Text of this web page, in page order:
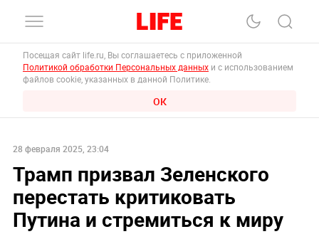
Посещая сайт life.ru, Вы соглашаетесь с приложенной
Политикой обработки Персональных данных и с использованием
файлов cookie, указанных в данной Политике.
ОК
28 февраля 2025, 23:04
Трамп призвал Зеленского
перестать критиковать
Путина и стремиться к миру